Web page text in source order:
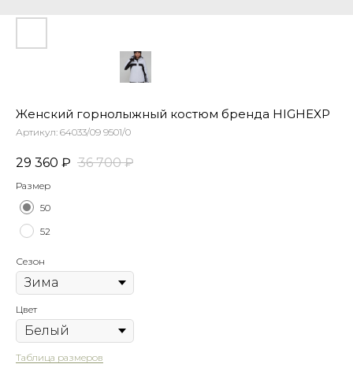
Женский горнолыжный костюм бренда HIGHEXP
Артикул: 64033/09 9501/0
29 360 ₽ 36 700 ₽
Размер
50
52
Сезон
Цвет
Таблица размеров